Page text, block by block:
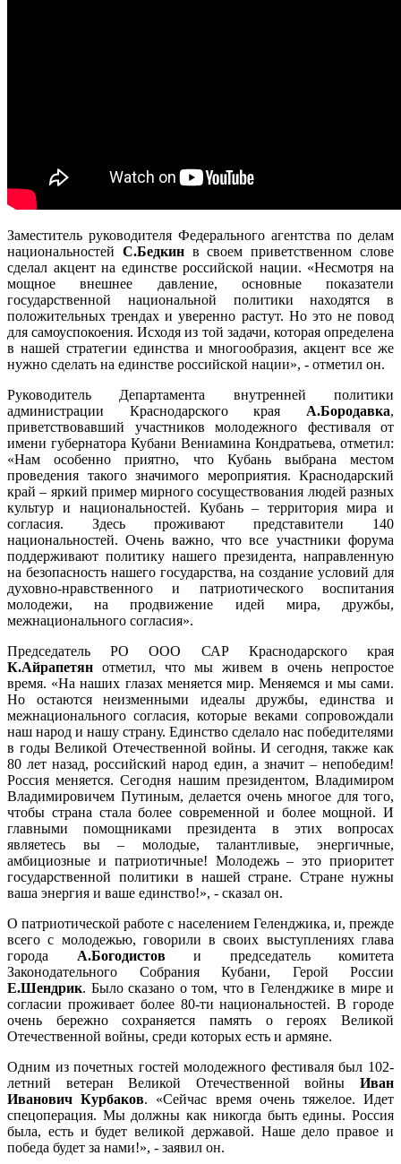
Заместитель руководителя Федерального агентства по делам
национальностей С.Бедкинв своем приветственном слове
сделал акцент на единстве российской нации. «Несмотря на
мощное внешнее давление, основные показатели
государственной национальной политики находятся в
положительных трендах и уверенно растут. Но это не повод
для самоуспокоения. Исходя из той задачи, которая определена
в нашей стратегии единства и многообразия, акцент все же
нужно сделать на единстве российской нации», - отметил он.
Руководитель Департамента внутренней политики
администрации Краснодарского края А.Бородавка,
приветствовавший участников молодежного фестиваля от
имени губернатора Кубани Вениамина Кондратьева, отметил:
«Нам особенно приятно, что Кубань выбрана местом
проведения такого значимого мероприятия. Краснодарский
край – яркий пример мирного сосуществования людей разных
культур и национальностей. Кубань – территория мира и
согласия. Здесь проживают представители 140
национальностей. Очень важно, что все участники форума
поддерживают политику нашего президента, направленную
на безопасность нашего государства, на создание условий для
духовно-нравственного и патриотического воспитания
молодежи, на продвижение идей мира, дружбы,
межнационального согласия».
Председатель РО ООО САР Краснодарского края
К.Айрапетян отметил, что мы живем в очень непростое
время. «На наших глазах меняется мир. Меняемся и мы сами.
Но остаются неизменными идеалы дружбы, единства и
межнационального согласия, которые веками сопровождали
наш народ и нашу страну. Единство сделало нас победителями
в годы Великой Отечественной войны. И сегодня, также как
80 лет назад, российский народ един, а значит – непобедим!
Россия меняется. Сегодня нашим президентом, Владимиром
Владимировичем Путиным, делается очень многое для того,
чтобы страна стала более современной и более мощной. И
главными помощниками президента в этих вопросах
являетесь вы – молодые, талантливые, энергичные,
амбициозные и патриотичные! Молодежь – это приоритет
государственной политики в нашей стране. Стране нужны
ваша энергия и ваше единство!», - сказал он.
О патриотической работе с населением Геленджика, и, прежде
всего с молодежью, говорили в своих выступлениях глава
города А.Богодистови председатель комитета
Законодательного Собрания Кубани, Герой России
Е.Шендрик. Было сказано о том, что в Геленджике в мире и
согласии проживает более 80-ти национальностей. В городе
очень бережно сохраняется память о героях Великой
Отечественной войны, среди которых есть и армяне.
Одним из почетных гостей молодежного фестиваля был 102-
летний ветеран Великой Отечественной войны Иван
Иванович Курбаков. «Сейчас время очень тяжелое. Идет
спецоперация. Мы должны как никогда быть едины. Россия
была, есть и будет великой державой. Наше дело правое и
победа будет за нами!», - заявил он.